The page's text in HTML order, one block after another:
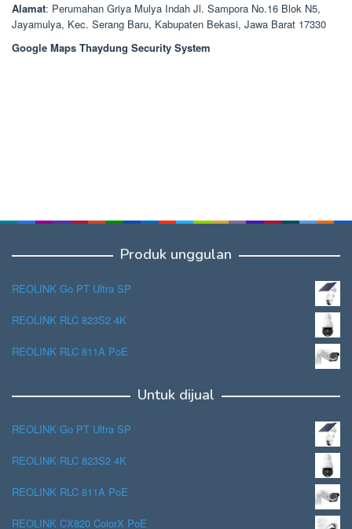
Alamat: Perumahan Griya Mulya Indah Jl. Sampora No.16 Blok N5,
Jayamulya, Kec. Serang Baru, Kabupaten Bekasi, Jawa Barat 17330
Google Maps Thaydung Security System
Produk unggulan
REOLINK Go PT Ultra SP
REOLINK RLC 823S2 4K
REOLINK RLC 811A PoE
Untuk dijual
REOLINK Go PT Ultra SP
REOLINK RLC 823S2 4K
REOLINK RLC 811A PoE
REOLINK CX820 ColorX PoE